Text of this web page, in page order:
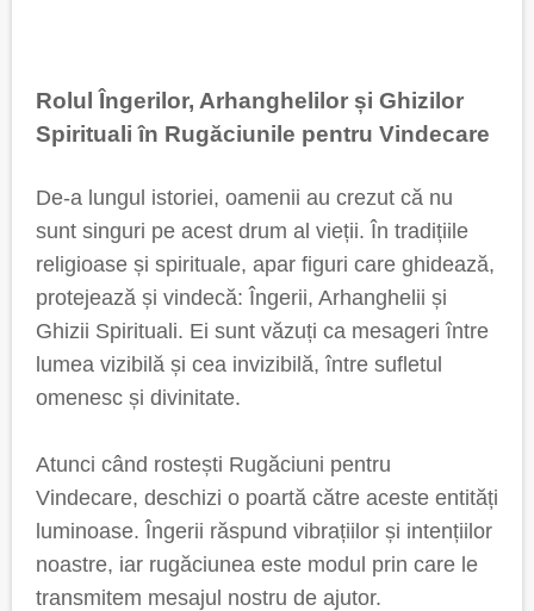
Rolul Îngerilor, Arhanghelilor și Ghizilor
Spirituali în Rugăciunile pentru Vindecare
De-a lungul istoriei, oamenii au crezut că nu
sunt singuri pe acest drum al vieții. În tradițiile
religioase și spirituale, apar figuri care ghidează,
protejează și vindecă: Îngerii, Arhanghelii și
Ghizii Spirituali. Ei sunt văzuți ca mesageri între
lumea vizibilă și cea invizibilă, între sufletul
omenesc și divinitate.
Atunci când rostești Rugăciuni pentru
Vindecare, deschizi o poartă către aceste entități
luminoase. Îngerii răspund vibrațiilor și intențiilor
noastre, iar rugăciunea este modul prin care le
transmitem mesajul nostru de ajutor.